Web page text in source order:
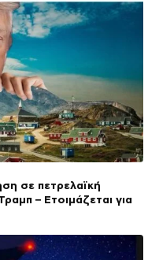
σε πετρελαϊκή
– Ετοιμάζεται για